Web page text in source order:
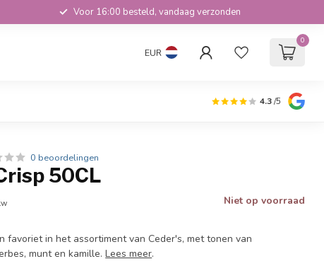
Voor 16:00 besteld, vandaag verzonden
EUR
0
4.3/5
0 beoordelingen
50CL
Niet op voorraad
favoriet in het assortiment van Ceder's, met tonen van
munt en kamille.Lees meer.